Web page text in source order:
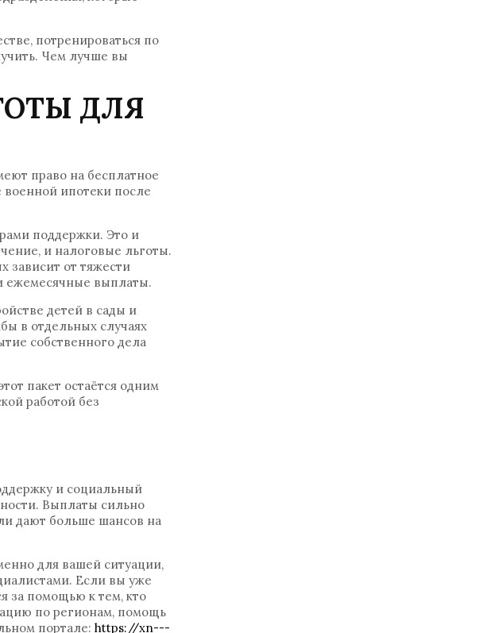
потренироваться по
Чем лучше вы
ДЛЯ
право на бесплатное
ипотеки после
поддержки. Это и
и налоговые льготы.
зависит от тяжести
ежемесячные выплаты.
детей в сады и
в отдельных случаях
собственного дела
пакет остаётся одним
работой без
и социальный
Выплаты сильно
дают больше шансов на
для вашей ситуации,
Если вы уже
за помощью к тем, кто
по регионам, помощь
портале: https://xn---